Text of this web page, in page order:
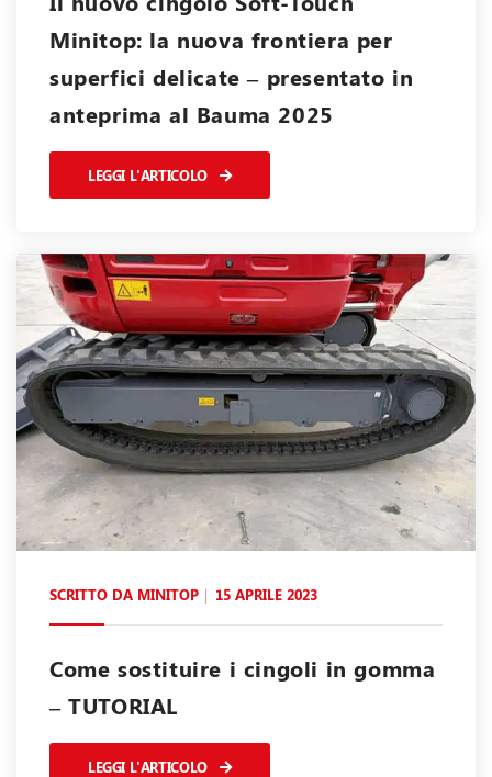
Minitop: la nuova frontiera per
superfici delicate – presentato in
anteprima al Bauma 2025
LEGGI L'ARTICOLO
SCRITTO DA MINITOP 15 APRILE 2023
Come sostituire i cingoli in gomma
– TUTORIAL
LEGGI L'ARTICOLO